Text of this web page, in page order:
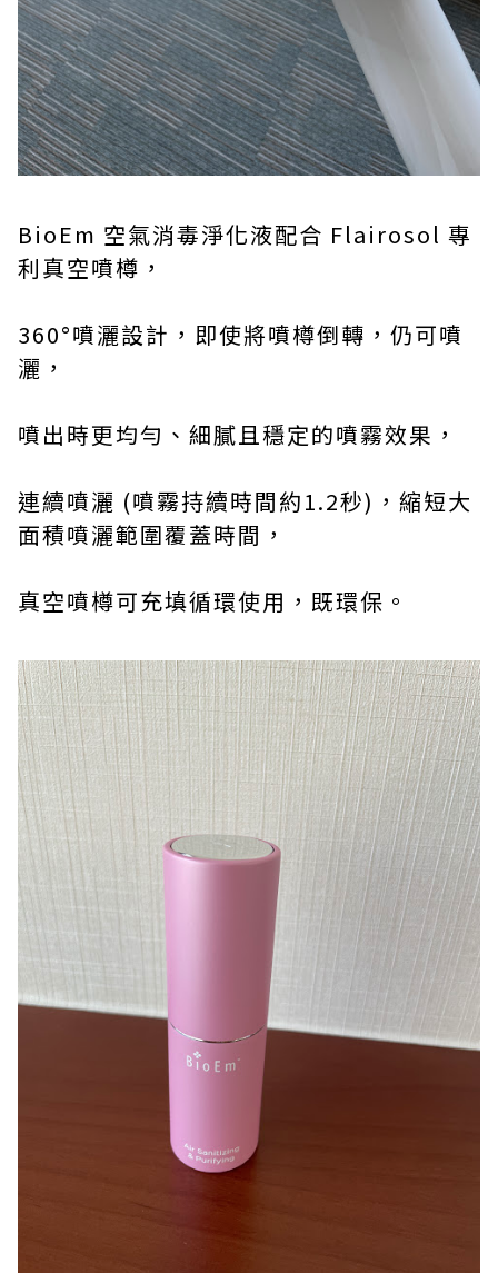
BioEm 空氣消毒淨化液配合 Flairosol 專
利真空噴樽，
360°噴灑設計，即使將噴樽倒轉，仍可噴
灑，
噴出時更均勻、細膩且穩定的噴霧效果，
連續噴灑 (噴霧持續時間約1.2秒)，縮短大
面積噴灑範圍覆蓋時間，
真空噴樽可充填循環使用，既環保。